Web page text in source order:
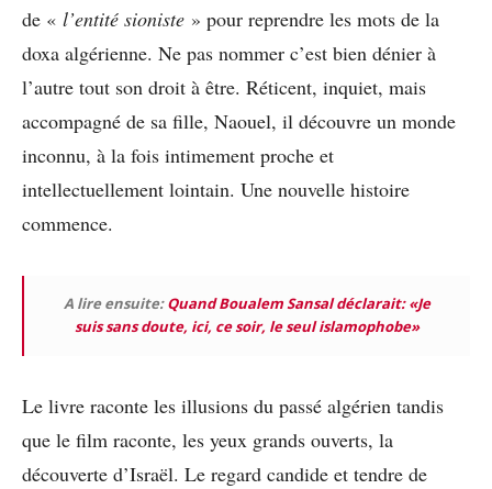
de « l’entité sioniste » pour reprendre les mots de la
doxa algérienne. Ne pas nommer c’est bien dénier à
l’autre tout son droit à être. Réticent, inquiet, mais
accompagné de sa fille, Naouel, il découvre un monde
inconnu, à la fois intimement proche et
intellectuellement lointain. Une nouvelle histoire
commence.
A lire ensuite:Quand Boualem Sansal déclarait: «Je
suis sans doute, ici, ce soir, le seul islamophobe»
Le livre raconte les illusions du passé algérien tandis
que le film raconte, les yeux grands ouverts, la
découverte d’Israël. Le regard candide et tendre de